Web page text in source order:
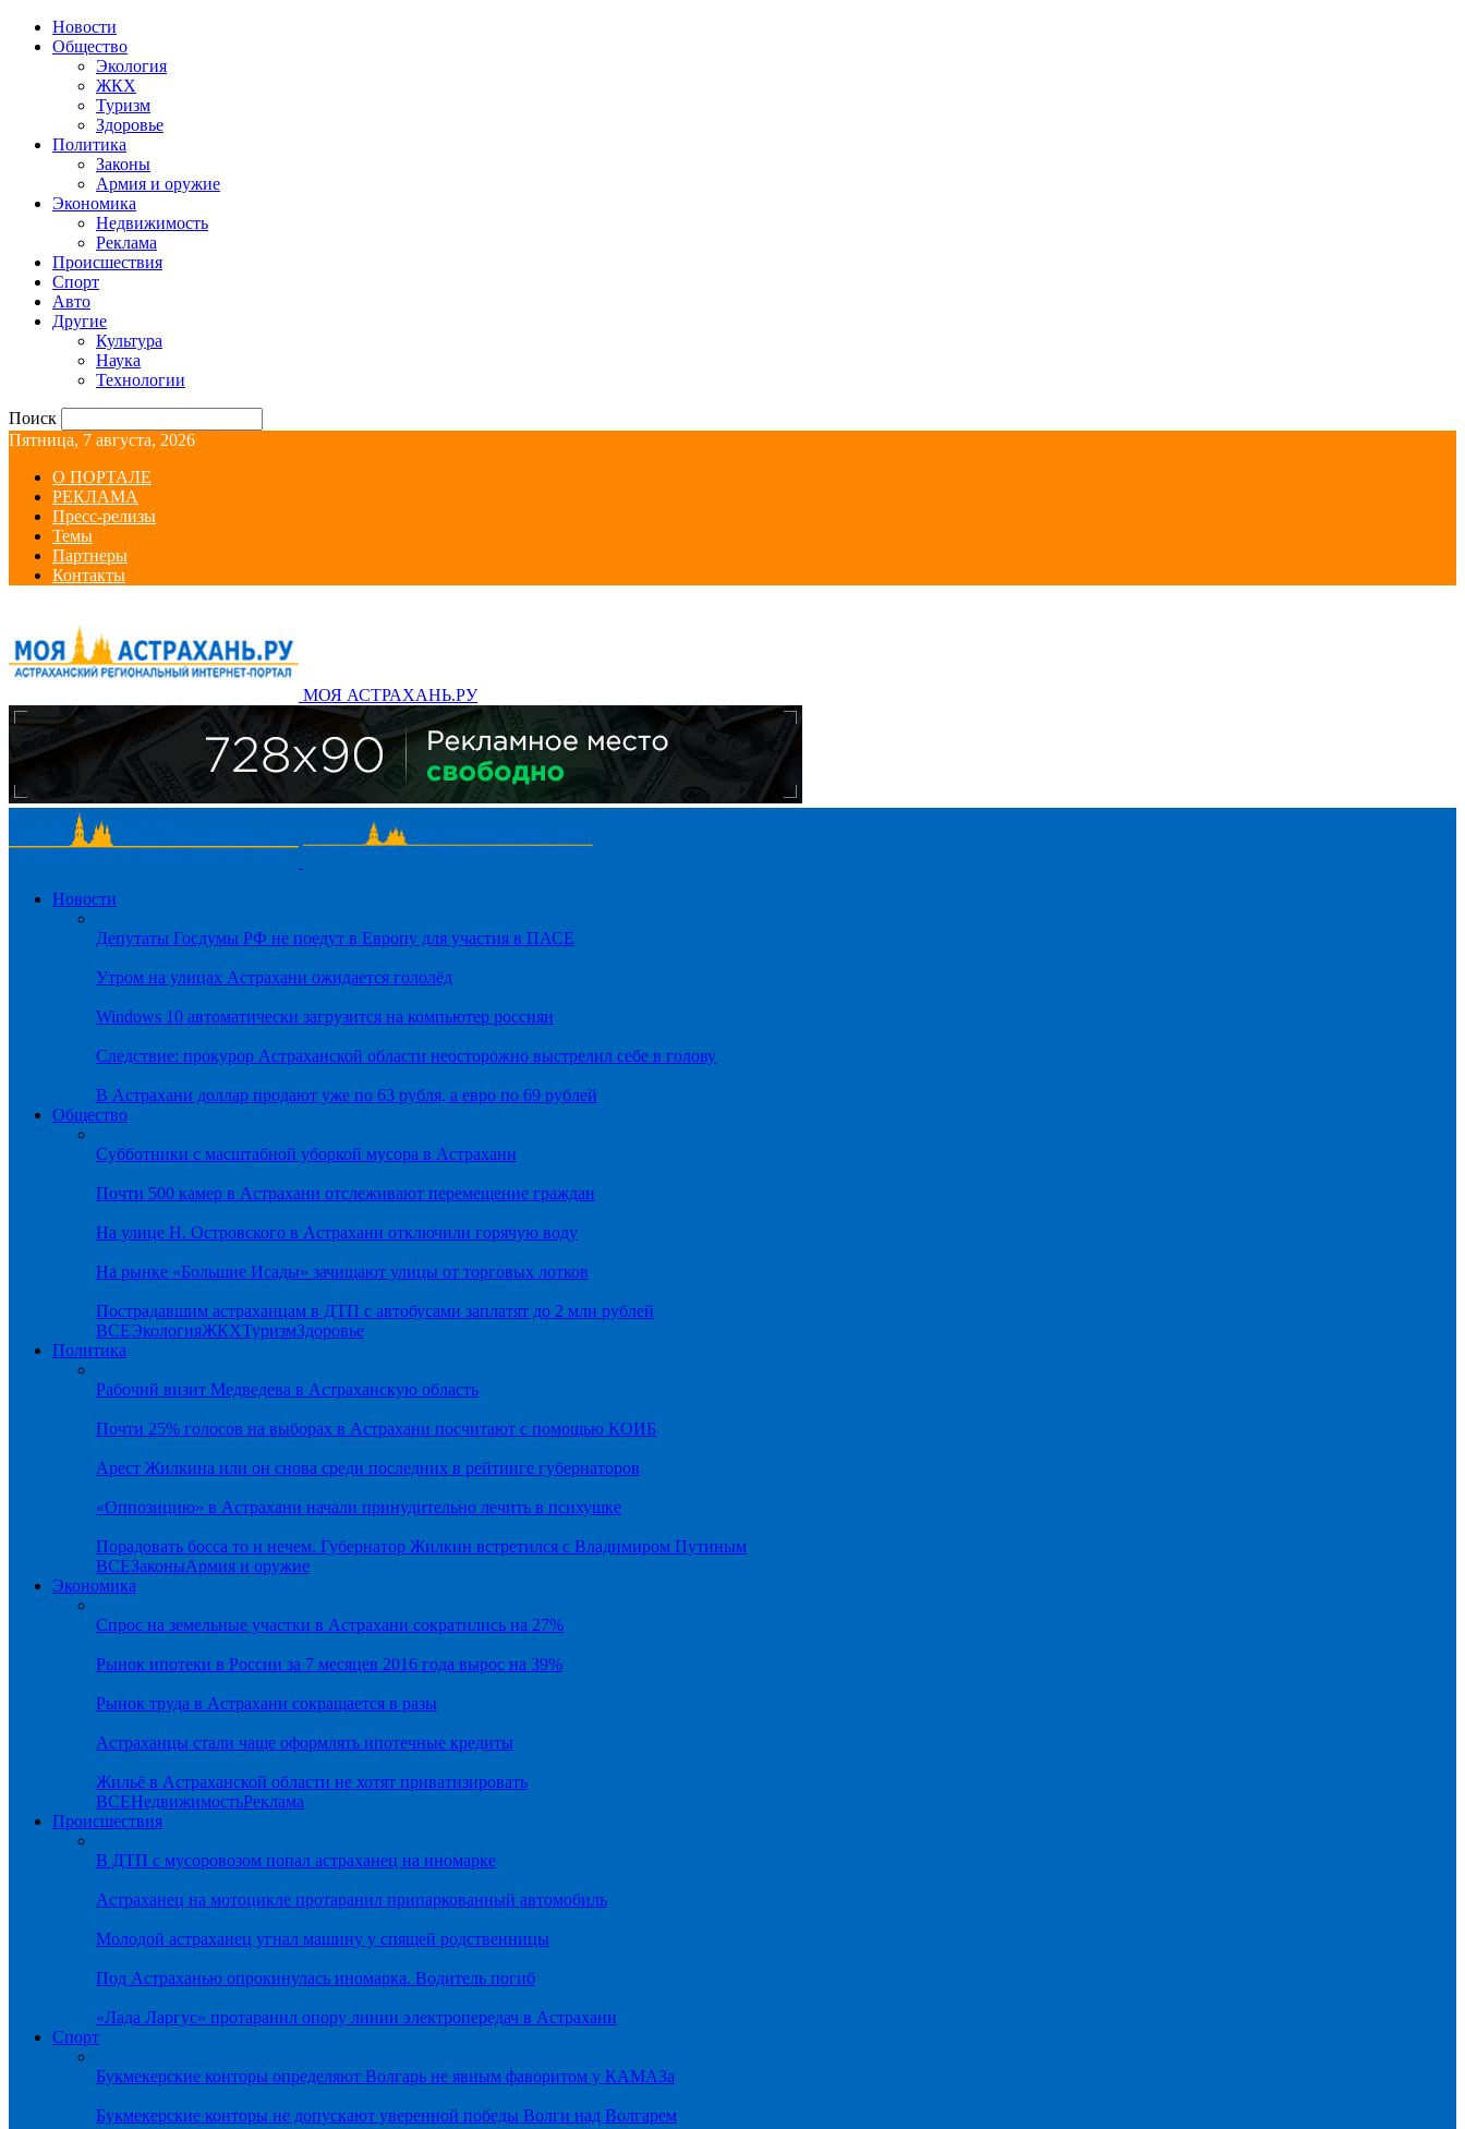
Новости
Общество
Экология
ЖКХ
Туризм
Здоровье
Политика
Законы
Армия и оружие
Экономика
Недвижимость
Реклама
Происшествия
Спорт
Авто
Другие
Культура
Наука
Технологии
Поиск
Пятница, 7 августа, 2026
О ПОРТАЛЕ
РЕКЛАМА
Пресс-релизы
Темы
Партнеры
Контакты
МОЯ АСТРАХАНЬ.РУ
Новости
Депутаты Госдумы РФ не поедут в Европу для участия в ПАСЕ
Утром на улицах Астрахани ожидается гололёд
Windows 10 автоматически загрузится на компьютер россиян
Следствие: прокурор Астраханской области неосторожно выстрелил себе в голову
В Астрахани доллар продают уже по 63 рубля, а евро по 69 рублей
Общество
Субботники с масштабной уборкой мусора в Астрахани
Почти 500 камер в Астрахани отслеживают перемещение граждан
На улице Н. Островского в Астрахани отключили горячую воду
На рынке «Большие Исады» зачищают улицы от торговых лотков
Пострадавшим астраханцам в ДТП с автобусами заплатят до 2 млн рублей
ВСЕЭкологияЖКХТуризмЗдоровье
Политика
Рабочий визит Медведева в Астраханскую область
Почти 25% голосов на выборах в Астрахани посчитают с помощью КОИБ
Арест Жилкина или он снова среди последних в рейтинге губернаторов
«Оппозицию» в Астрахани начали принудительно лечить в психушке
Порадовать босса то и нечем. Губернатор Жилкин встретился с Владимиром Путиным
ВСЕЗаконыАрмия и оружие
Экономика
Спрос на земельные участки в Астрахани сократились на 27%
Рынок ипотеки в России за 7 месяцев 2016 года вырос на 39%
Рынок труда в Астрахани сокращается в разы
Астраханцы стали чаще оформлять ипотечные кредиты
Жильё в Астраханской области не хотят приватизировать
ВСЕНедвижимостьРеклама
Происшествия
В ДТП с мусоровозом попал астраханец на иномарке
Астраханец на мотоцикле протаранил припаркованный автомобиль
Молодой астраханец угнал машину у спящей родственницы
Под Астраханью опрокинулась иномарка. Водитель погиб
«Лада Ларгус» протаранил опору линии электропередач в Астрахани
Спорт
Букмекерские конторы определяют Волгарь не явным фаворитом у КАМАЗа
Букмекерские конторы не допускают уверенной победы Волги над Волгарем